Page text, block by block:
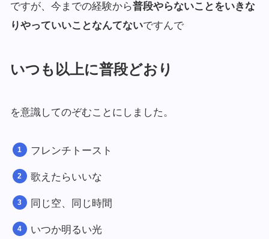
ですが、今までの経験から普段やらないことをいきな
りやっていいことなんてないですんで
いつも以上に普段どおり
を意識してのぞむことにしました。
フレンチトースト
歌えたらいいな
同じ空、同じ時間
いつか明るい光